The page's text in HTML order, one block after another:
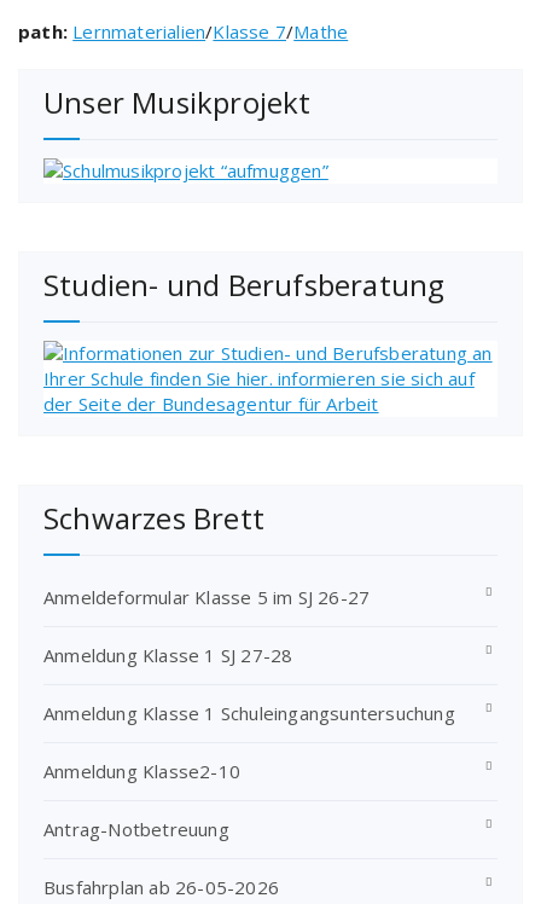
path: Lernmaterialien/Klasse 7/Mathe
Unser Musikprojekt
Studien- und Berufsberatung
Schwarzes Brett
Anmeldeformular Klasse 5 im SJ 26-27
Anmeldung Klasse 1 SJ 27-28
Anmeldung Klasse 1 Schuleingangsuntersuchung
Anmeldung Klasse2-10
Antrag-Notbetreuung
Busfahrplan ab 26-05-2026